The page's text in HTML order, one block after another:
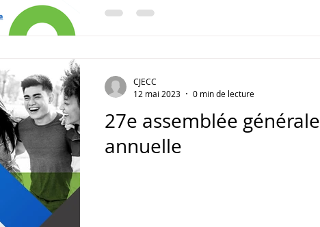
27e assemblée générale
annuelle
CJECC
12 mai 2023
0 min de lecture